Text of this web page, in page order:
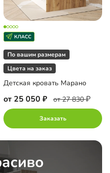
По вашим размерам
Цвета на заказ
Детская кровать Марано
от 25 050 от 27 830
Заказать